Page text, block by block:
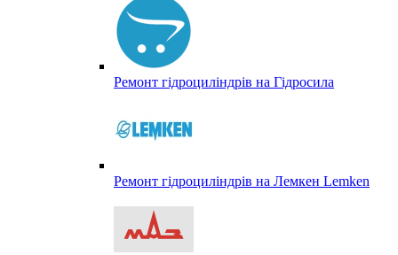
Ремонт гідроциліндрів на Гідросила
Ремонт гідроциліндрів на Лемкен Lemken